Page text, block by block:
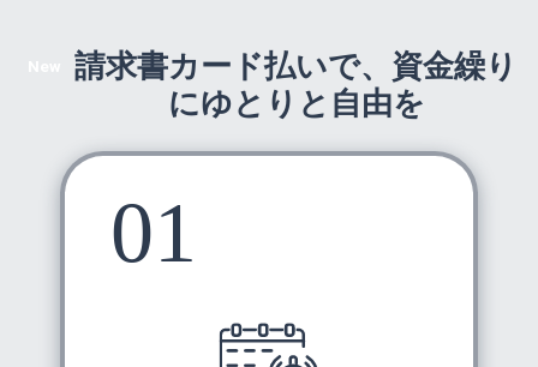
請求書カード払いで、資金繰り
にゆとりと自由を